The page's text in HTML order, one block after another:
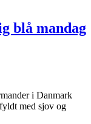
blå mandag
i Danmark
med sjov og